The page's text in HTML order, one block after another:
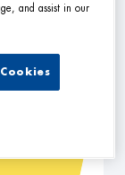
and assist in our